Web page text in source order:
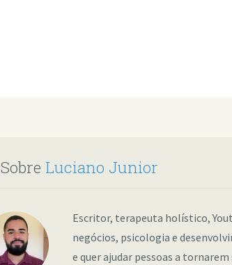
Sobre Luciano Junior
Escritor, terapeuta holístico,
negócios, psicologia e
e quer ajudar pessoas a